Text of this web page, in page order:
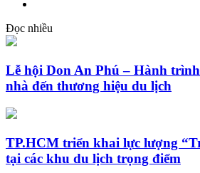
Đọc nhiều
Lễ hội Don An Phú – Hành
nhà đến thương hiệu du lịch
TP.HCM triển khai lực lượng
tại các khu du lịch trọng điểm